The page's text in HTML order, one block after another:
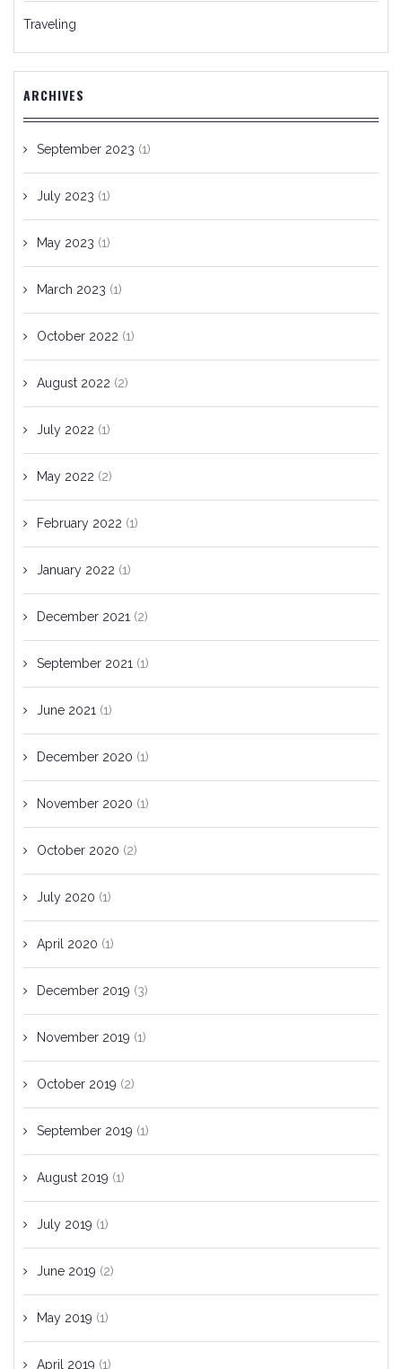
Traveling
ARCHIVES
September 2023 (1)
July 2023 (1)
May 2023 (1)
March 2023 (1)
October 2022 (1)
August 2022 (2)
July 2022 (1)
May 2022 (2)
February 2022 (1)
January 2022 (1)
December 2021 (2)
September 2021 (1)
June 2021 (1)
December 2020 (1)
November 2020 (1)
October 2020 (2)
July 2020 (1)
April 2020 (1)
December 2019 (3)
November 2019 (1)
October 2019 (2)
September 2019 (1)
August 2019 (1)
July 2019 (1)
June 2019 (2)
May 2019 (1)
April 2019 (1)